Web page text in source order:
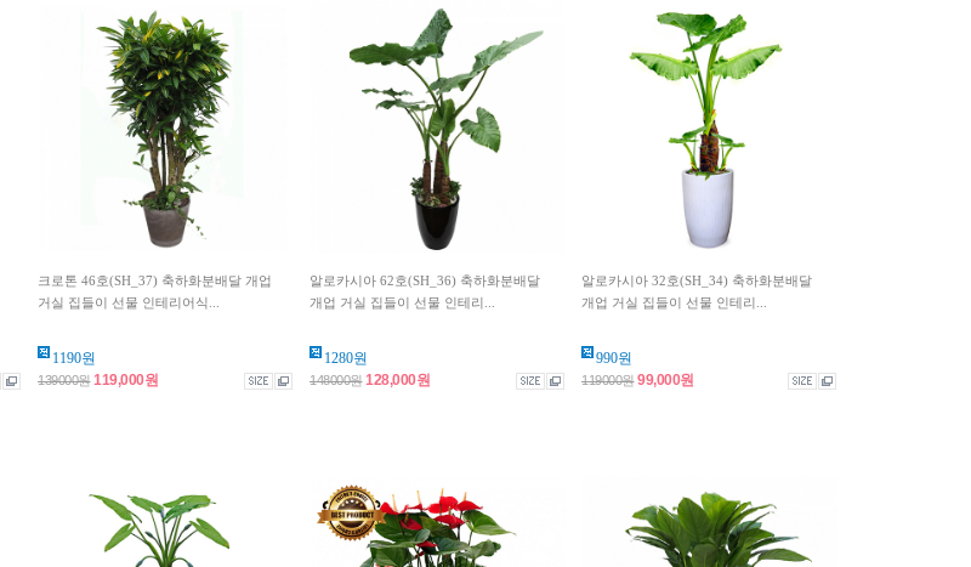
크로톤 46호(SH_37) 축하화분배달 개업
거실 집들이 선물 인테리어식...
1190원
139000원119,000원
알로카시아 62호(SH_36) 축하화분배달
개업 거실 집들이 선물 인테리...
1280원
148000원128,000원
알로카시아 32호(SH_34) 축하화분배달
개업 거실 집들이 선물 인테리...
990원
119000원99,000원